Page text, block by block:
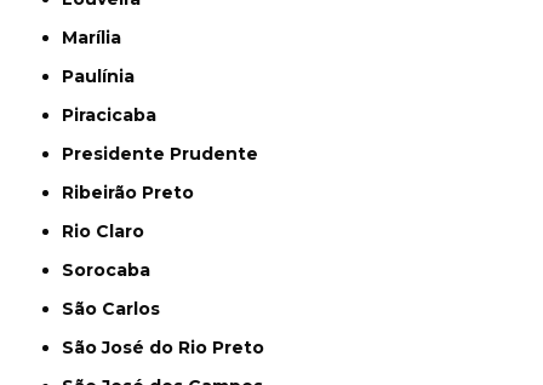
Marília
Paulínia
Piracicaba
Presidente Prudente
Ribeirão Preto
Rio Claro
Sorocaba
São Carlos
São José do Rio Preto